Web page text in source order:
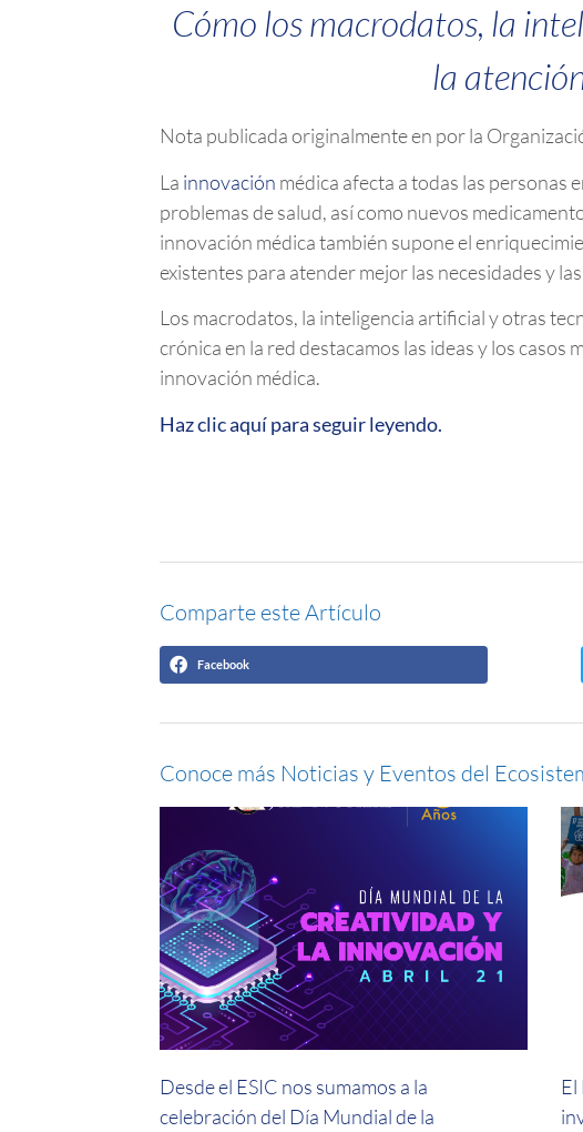
Cómo los macrodatos, la
la
Nota publicada originalmente en por la
La innovación médica afecta a todas las personas
problemas de salud, así como nuevos
innovación médica también supone el
existentes para atender mejor las necesidades y
Los macrodatos, la inteligencia artificial y otras
crónica en la red destacamos las ideas y los casos
innovación médica.
Haz clic aquí para seguir leyendo.
Comparte este Artículo
Facebook
Conoce más Noticias y Eventos del
Desde el ESIC nos sumamos a la
celebración del Día Mundial de la
El